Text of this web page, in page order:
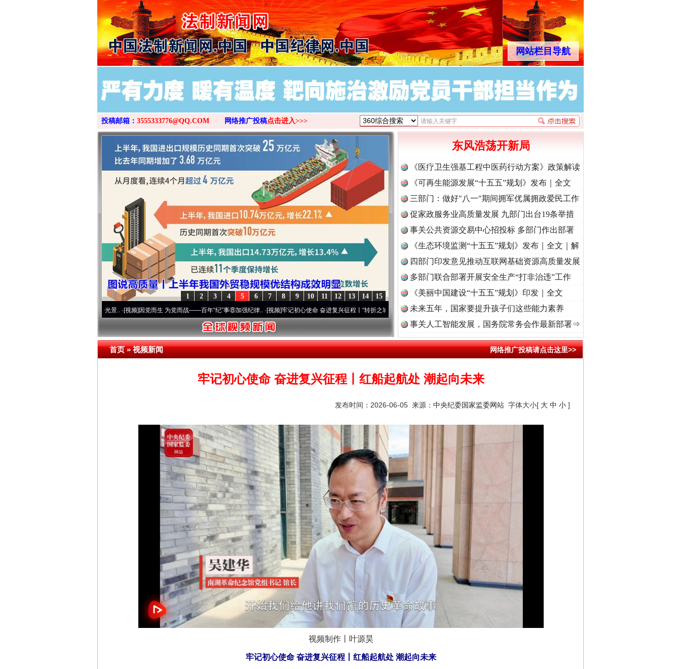
>
网站栏目导航
投稿邮箱： 3555333776@QQ.COM 网络推广投稿点击进入>>>
15
14
13
12
11
10
9
8
7
6
5
4
3
2
1
·[视频]因党而生 为党而战——百年“纪”事⑧加强纪律..·[视频]牢记初心使命 奋进复兴征程丨“转折之城”激荡..·[视频] 牢记初心使命 奋进复兴征程丨红船起航处 潮起..·[视频]一首歌的时间，读懂乐至的“诗与远方”
东风浩荡开新局
《医疗卫生强基工程中医药行动方案》政策解读
《可再生能源发展“十五五”规划》发布｜全文
三部门：做好"八一"期间拥军优属拥政爱民工作
促家政服务业高质量发展 九部门出台19条举措
事关公共资源交易中心招投标 多部门作出部署
《生态环境监测“十五五”规划》发布｜全文｜解
读
四部门印发意见推动互联网基础资源高质量发展
多部门联合部署开展安全生产“打非治违”工作
《美丽中国建设“十五五”规划》印发｜全文
未来五年，国家要提升孩子们这些能力素养
事关人工智能发展，国务院常务会作最新部署⇒
首页»视频新闻 网络推广投稿请点击这里>>
牢记初心使命 奋进复兴征程丨红船起航处 潮起向未来
发布时间：2026-06-05 来源： 中央纪委国家监委网站 字体大小[ 大 中 小 ]
视频制作丨叶源昊
牢记初心使命 奋进复兴征程丨红船起航处 潮起向未来